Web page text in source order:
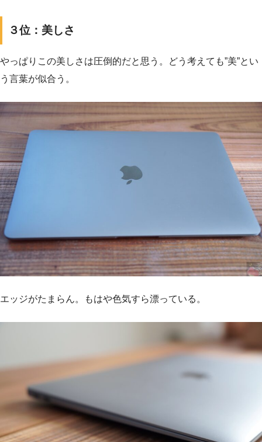
３位：美しさ
やっぱりこの美しさは圧倒的だと思う。どう考えても”美”とい
う言葉が似合う。
エッジがたまらん。もはや色気すら漂っている。